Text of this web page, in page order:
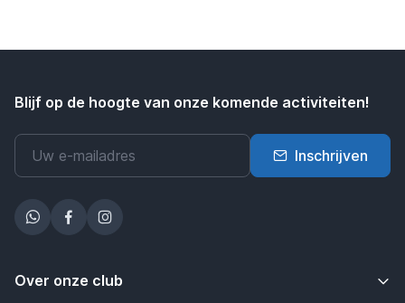
Blijf op de hoogte van onze komende activiteiten!
Inschrijven
Over onze club